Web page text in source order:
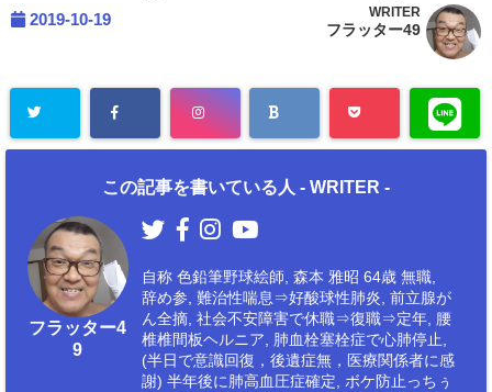
2019-10-19 WRITER
フラッター49
この記事を書いている人 - WRITER -
フラッター4
9
自称 色鉛筆野球絵師, 森本 雅昭 64歳 無職,
辞め参, 難治性喘息⇒好酸球性肺炎, 前立腺が
ん全摘, 社会不安障害で休職⇒復職⇒定年, 腰
椎椎間板ヘルニア, 肺血栓塞栓症で心肺停止,
(半日で意識回復，後遺症無，医療関係者に感
謝) 半年後に肺高血圧症確定, ボケ防止っちぅ